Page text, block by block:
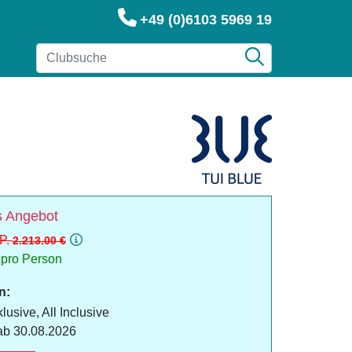
+49 (0)6103 5969 19
Angebot
2.213.00 €
pro Person
All Inclusive
30.08.2026